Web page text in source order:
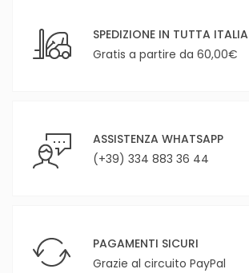
SPEDIZIONE IN TUTTA ITALIA
Gratis a partire da 60,00€
ASSISTENZA WHATSAPP
(+39) 334 883 36 44
PAGAMENTI SICURI
Grazie al circuito PayPal